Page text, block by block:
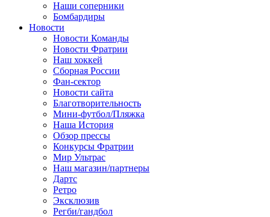
Наши соперники
Бомбардиры
Новости
Новости Команды
Новости Фратрии
Наш хоккей
Сборная России
Фан-cектор
Новости сайта
Благотворительность
Мини-футбол/Пляжка
Наша История
Обзор прессы
Конкурсы Фратрии
Мир Ультрас
Наш магазин/партнеры
Дартс
Ретро
Эксклюзив
Регби/гандбол